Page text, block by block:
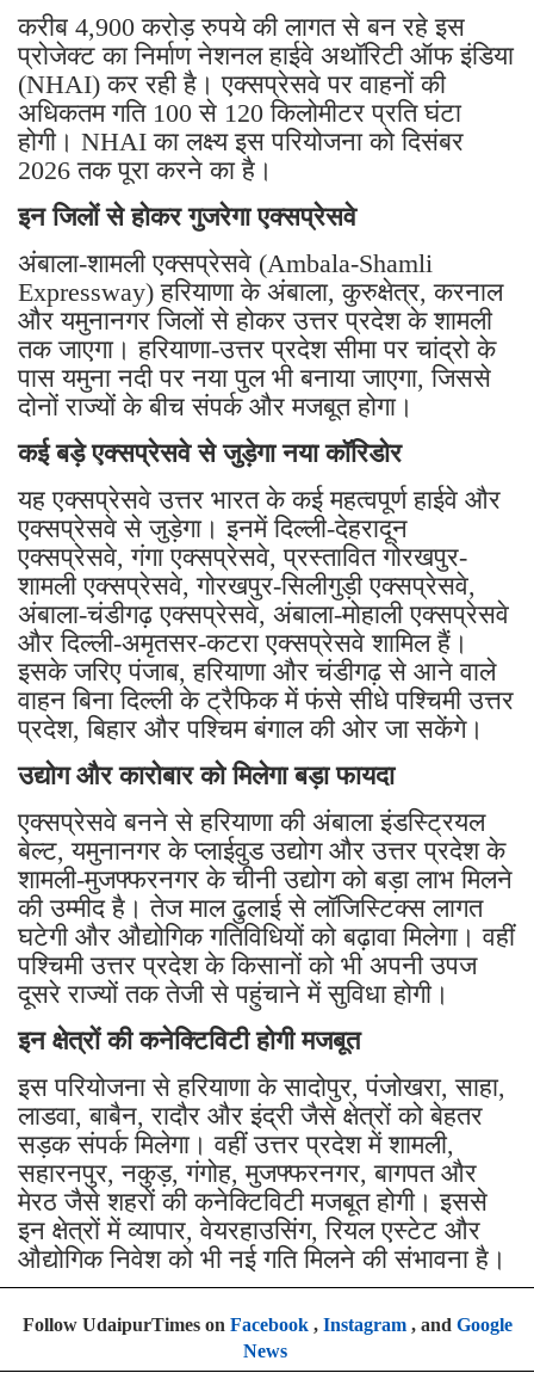
करीब 4,900 करोड़ रुपये की लागत से बन रहे इस
प्रोजेक्ट का निर्माण नेशनल हाईवे अथॉरिटी ऑफ इंडिया
(NHAI) कर रही है। एक्सप्रेसवे पर वाहनों की
अधिकतम गति 100 से 120 किलोमीटर प्रति घंटा
होगी। NHAI का लक्ष्य इस परियोजना को दिसंबर
2026 तक पूरा करने का है।
इन जिलों से होकर गुजरेगा एक्सप्रेसवे
अंबाला-शामली एक्सप्रेसवे (Ambala-Shamli
Expressway) हरियाणा के अंबाला, कुरुक्षेत्र, करनाल
और यमुनानगर जिलों से होकर उत्तर प्रदेश के शामली
तक जाएगा। हरियाणा-उत्तर प्रदेश सीमा पर चांद्रो के
पास यमुना नदी पर नया पुल भी बनाया जाएगा, जिससे
दोनों राज्यों के बीच संपर्क और मजबूत होगा।
कई बड़े एक्सप्रेसवे से जुड़ेगा नया कॉरिडोर
यह एक्सप्रेसवे उत्तर भारत के कई महत्वपूर्ण हाईवे और
एक्सप्रेसवे से जुड़ेगा। इनमें दिल्ली-देहरादून
एक्सप्रेसवे, गंगा एक्सप्रेसवे, प्रस्तावित गोरखपुर-
शामली एक्सप्रेसवे, गोरखपुर-सिलीगुड़ी एक्सप्रेसवे,
अंबाला-चंडीगढ़ एक्सप्रेसवे, अंबाला-मोहाली एक्सप्रेसवे
और दिल्ली-अमृतसर-कटरा एक्सप्रेसवे शामिल हैं।
इसके जरिए पंजाब, हरियाणा और चंडीगढ़ से आने वाले
वाहन बिना दिल्ली के ट्रैफिक में फंसे सीधे पश्चिमी उत्तर
प्रदेश, बिहार और पश्चिम बंगाल की ओर जा सकेंगे।
उद्योग और कारोबार को मिलेगा बड़ा फायदा
एक्सप्रेसवे बनने से हरियाणा की अंबाला इंडस्ट्रियल
बेल्ट, यमुनानगर के प्लाईवुड उद्योग और उत्तर प्रदेश के
शामली-मुजफ्फरनगर के चीनी उद्योग को बड़ा लाभ मिलने
की उम्मीद है। तेज माल ढुलाई से लॉजिस्टिक्स लागत
घटेगी और औद्योगिक गतिविधियों को बढ़ावा मिलेगा। वहीं
पश्चिमी उत्तर प्रदेश के किसानों को भी अपनी उपज
दूसरे राज्यों तक तेजी से पहुंचाने में सुविधा होगी।
इन क्षेत्रों की कनेक्टिविटी होगी मजबूत
इस परियोजना से हरियाणा के सादोपुर, पंजोखरा, साहा,
लाडवा, बाबैन, रादौर और इंद्री जैसे क्षेत्रों को बेहतर
सड़क संपर्क मिलेगा। वहीं उत्तर प्रदेश में शामली,
सहारनपुर, नकुड़, गंगोह, मुजफ्फरनगर, बागपत और
मेरठ जैसे शहरों की कनेक्टिविटी मजबूत होगी। इससे
इन क्षेत्रों में व्यापार, वेयरहाउसिंग, रियल एस्टेट और
औद्योगिक निवेश को भी नई गति मिलने की संभावना है।
Follow UdaipurTimes on Facebook, Instagram, and Google
News